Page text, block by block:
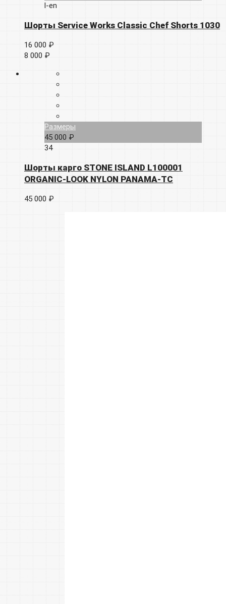
l-en
Шорты Service Works Classic Chef Shorts 1030
16 000 ₽
8 000 ₽
Размеры
45 000 ₽
34
Шорты карго STONE ISLAND L100001
ORGANIC-LOOK NYLON PANAMA-TC
45 000 ₽